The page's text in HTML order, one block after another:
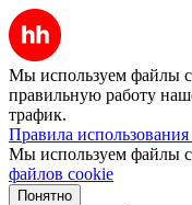
Мы используем файлы
правильную работу
трафик.
Правила
Мы используем файлы
файлов cookie
Понятно